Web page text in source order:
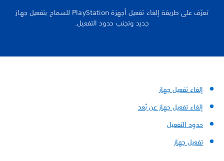
تعرّف على طريقة إلغاء تفعيل أجهزة PlayStation للسماح بتفعيل جهاز
جديد وتجنب حدود التفعيل.
إلغاء تفعيل جهاز
إلغاء تفعيل جهاز عن بُعد
حدود التفعيل
تفعيل جهاز